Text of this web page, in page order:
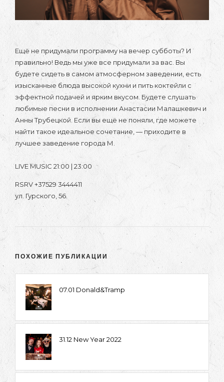
Ещё не придумали программу на вечер субботы? И
правильно! Ведь мы уже все придумали за вас. Вы
будете сидеть в самом атмосферном заведении, есть
изысканные блюда высокой кухни и пить коктейли с
эффектной подачей и ярким вкусом. Будете слушать
любимые песни в исполнении Анастасии Малашкевич и
Анны Трубецкой. Если вы ещё не поняли, где можете
найти такое идеальное сочетание, — приходите в
лучшее заведение города М.
LIVE MUSIC 21:00 | 23:00
RSRV +37529 3444411
ул. Гурского, 56.
ПОХОЖИЕ ПУБЛИКАЦИИ
07.01 Donald&Tramp
31.12 New Year 2022